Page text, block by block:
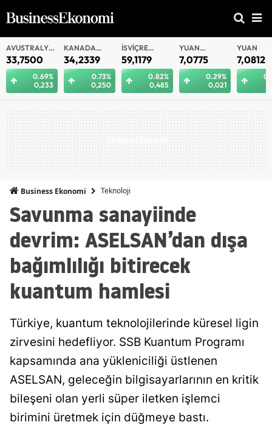
AVUSTRALYA
DOLARI
33,7500
0.69%
0,233
KANADA
DOLARI
34,2339
0.73%
0,250
İSVIÇRE
FRANKI
59,1179
0.82%
0,485
YUAN
OFFSHORE
7,0775
0.29%
0,021
YUAN
7,0812
Business Ekonomi Teknoloji
Savunma sanayiinde
devrim: ASELSAN’dan dışa
bağımlılığı bitirecek
kuantum hamlesi
Türkiye, kuantum teknolojilerinde küresel ligin
zirvesini hedefliyor. SSB Kuantum Programı
kapsamında ana yükleniciliği üstlenen
ASELSAN, geleceğin bilgisayarlarının en kritik
bileşeni olan yerli süper iletken işlemci
birimini üretmek için düğmeye bastı.